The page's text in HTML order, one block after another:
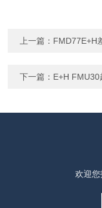
上一篇： FMD77E+H
下一篇： E+H
欢迎您